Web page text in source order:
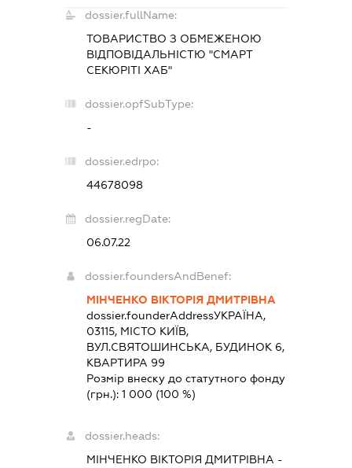
dossier.fullName:
ТОВАРИСТВО З ОБМЕЖЕНОЮ
ВІДПОВІДАЛЬНІСТЮ "СМАРТ
СЕКЮРІТІ ХАБ"
dossier.opfSubType:
-
dossier.edrpo:
44678098
dossier.regDate:
06.07.22
dossier.foundersAndBenef:
МІНЧЕНКО ВІКТОРІЯ ДМИТРІВНА
dossier.founderAddressУКРАЇНА,
03115, МІСТО КИЇВ,
ВУЛ.СВЯТОШИНСЬКА, БУДИНОК 6,
КВАРТИРА 99
Розмір внеску до статутного фонду
(грн.): 1 000 (100 %)
dossier.heads:
МІНЧЕНКО ВІКТОРІЯ ДМИТРІВНА -